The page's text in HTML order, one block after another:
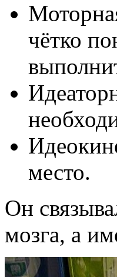
чётко
место.
Он
мозга, а